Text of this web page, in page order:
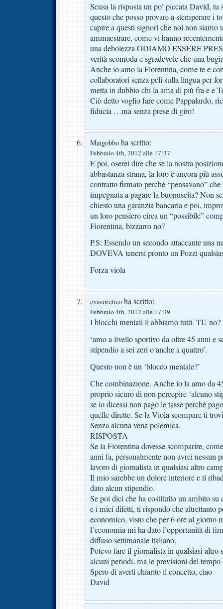
Scusa la risposta un po’ piccata David, tu
questo che posso provare a stemperare i
capire a questi signori che noi non siamo
ammaestrare, come vi hanno
una debolezza ODIAMO ESSERE
verità scomoda e sgradevole che una
Anche io amo la Fiorentina, come te e
collaboratori senza peli sulla lingua per
metta in dubbio chi la ama di più fra e e
Ciò detto voglio fare come Pappalardo,
fiducia …ma senza prese di giro!
Maigobbo ha scritto:
Febbraio 4th, 2012 alle 17:37
E poi, oserei dire che se la nostra
abbastanza strana, la loro è ancora più
contratto firmato perché “pensavano”
impegnata a pagare la buonuscita? Non
chiesto una garanzia bancaria e poi,
un loro pensiero circa un “possibile”
Fiorentina, bizzarro no?
P.S: Essendo un secondo attaccante una
DOVEVA tenersi pronto un Pozzi
Forza viola
evasoretico ha scritto:
Febbraio 4th, 2012 alle 17:39
I blocchi mentali li abbiamo tutti. TU no?
‘amo a livello sportivo da oltre 45 anni e
stipendio a sei zeri o anche a quattro’.
Questo non è un ‘blocco mentale?’
Che combinazione. Anche io la amo da
proprio sicuro di non percepire ‘alcuno
se io dicessi non pago le tasse perchè
quelle dirette. Se la Viola scompare ti
Senza alcuna vena polemica.
RISPOSTA
Se la Fiorentina dovesse scomparire,
anni fa, personalmente non avrei nessun
lavoro di giornalista in qualsiasi altro
Il mio sarebbe un dolore interiore e ti
dato alcun stipendio.
Se poi dici che ha costituito un ambito su
e i miei difetti, ti rispondo che altrettanto
economico, visto che per 6 ore al giorno
l’economia mi ha dato l’opportunità di
diffuso settimanale italiano.
Potevo fare il giornalista in qualsiasi altro
alcuni periodi, ma le previsioni del
Spero di averti chiarito il concetto, ciao
David